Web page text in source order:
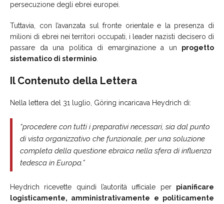
persecuzione degli ebrei europei.
Tuttavia, con l’avanzata sul fronte orientale e la presenza di
milioni di ebrei nei territori occupati, i leader nazisti decisero di
passare da una politica di emarginazione a un progetto
sistematico di sterminio
Il Contenuto della Lettera
Nella lettera del 31 luglio, Göring incaricava Heydrich di:
“procedere con tutti i preparativi necessari, sia dal punto
di vista organizzativo che funzionale, per una soluzione
completa della questione ebraica nella sfera di influenza
tedesca in Europa.”
Heydrich ricevette quindi l’autorità ufficiale per pianificare
logisticamente, amministrativamente e politicamente